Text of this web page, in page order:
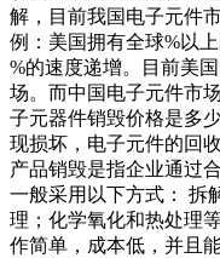
解，目前我国电子元件
例：美国拥有全球%以
%的速度递增。目前美
场。而中国电子元件市
子元器件销毁价格是多
现损坏，电子元件的回
产品销毁是指企业通过
一般采用以下方式： 拆
理；化学氧化和热处理
作简单，成本低，并且